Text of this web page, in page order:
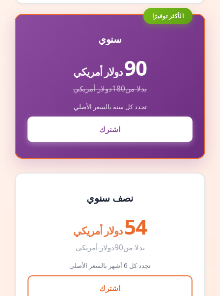
الأكثر توفيرًا
سنوي
90دولار أمريكي
بدلا من180دولار أمريكي
تجدد كل سنة بالسعر الأصلي
اشترك
نصف سنوي
54 دولار أمريكي
بدلا من90دولار أمريكي
تجدد كل 6 أشهر بالسعر الأصلي
اشترك